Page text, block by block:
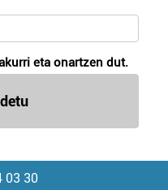
eta onartzen dut.
03 30